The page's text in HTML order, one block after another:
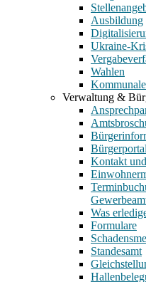
Ausbildung
Ukraine-
Wahlen
Verwaltung &
Bürgerportal
Kontakt
Was
Formulare
Standesamt